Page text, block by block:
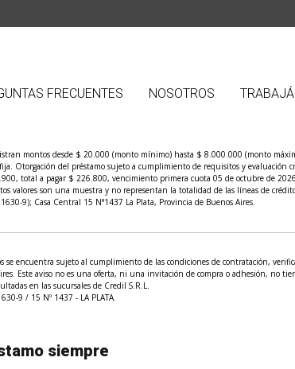
FRECUENTES NOSOTROS
montos desde $ 20.000 (monto mínimo) hasta $ 8.000.000 (monto
Otorgación del préstamo sujeto a cumplimiento de requisitos y
total a pagar $ 226.800, vencimiento primera cuota 05 de octubre de
valores son una muestra y no representan la totalidad de las líneas de
9); Casa Central 15 N°1437 La Plata, Provincia de Buenos Aires.
se encuentra sujeto al cumplimiento de las condiciones de contratación,
Este aviso no es una oferta, ni una invitación de compra o adhesión, no
en las sucursales de Credil S.R.L.
9 / 15 Nº 1437 - LA PLATA.
siempre